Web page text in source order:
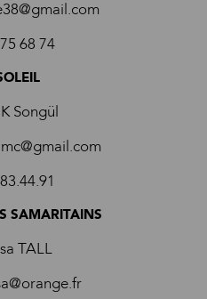
68 74
Songül
SAMARITAINS
TALL